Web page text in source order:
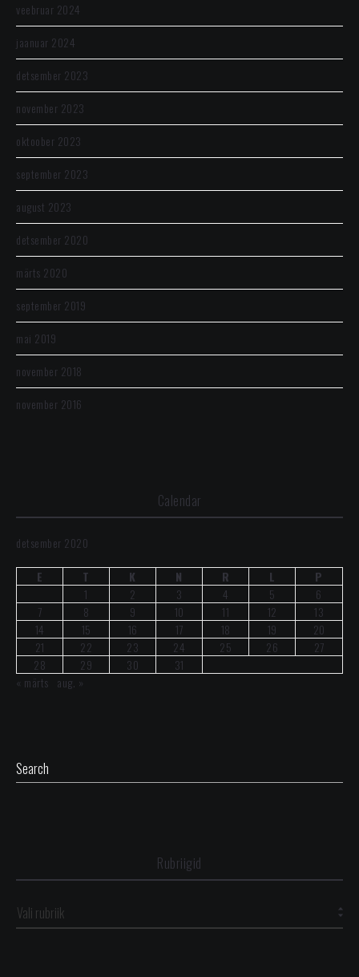
veebruar 2024
jaanuar 2024
detsember 2023
november 2023
oktoober 2023
september 2023
august 2023
detsember 2020
märts 2020
september 2019
mai 2019
november 2018
november 2016
Calendar
detsember 2020
E
T K N R L
P
1
2 3 4 5
6
7
8 9 10 11 12
13
14
15 16 17 18 19
20
21
22 23 24 25 26
27
28
29 30
31
« märts aug. »
Rubriigid